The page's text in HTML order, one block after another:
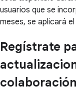
usuarios que se
meses, se aplicará
Regístrate